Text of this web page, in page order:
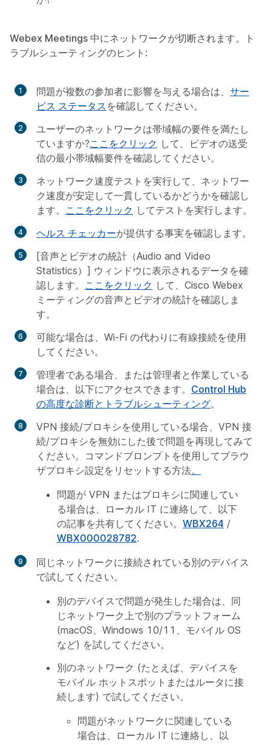
Webex Meetings 中にネットワークが切断されます。
ト
ラブルシューティングのヒント:
問題が複数の参加者に影響を与える場合は、 サー
ビス ステータス を確認してください。
ユーザーのネットワークは帯域幅の要件を満たし
ていますか?ここをクリック して、ビデオの送受
信の最小帯域幅要件を確認してください。
ネットワーク速度テストを実行して、ネットワー
ク速度が安定して一貫しているかどうかを確認し
ます。 ここをクリック してテストを実行します。
ヘルス チェッカーが提供する事実を確認します。
[音声とビデオの統計（Audio and Video
Statistics）] ウィンドウに表示されるデータを確
認します。 ここをクリック して、Cisco Webex
ミーティングの音声とビデオの統計を確認しま
す。
可能な場合は、Wi-Fi の代わりに有線接続を使用
してください。
管理者である場合、または管理者と作業している
場合は、以下にアクセスできます。 Control Hub
の高度な診断とトラブルシューティング。
VPN 接続/プロキシを使用している場合、VPN 接
続/プロキシを無効にした後で問題を再現してみて
ください。コマンドプロンプトを使用してブラウ
ザプロキシ設定をリセットする方法。
問題が VPN またはプロキシに関連してい
る場合は、ローカル IT に連絡して、以下
の記事を共有してください。 WBX264 /
WBX000028782.
同じネットワークに接続されている別のデバイス
で試してください。
別のデバイスで問題が発生した場合は、同
じネットワーク上で別のプラットフォーム
(macOS、Windows 10/11、モバイル OS
など) を試してください。
別のネットワーク (たとえば、デバイスを
モバイル ホットスポットまたはルータに接
続します) で試してください。
問題がネットワークに関連している
場合は、ローカル IT に連絡し、以